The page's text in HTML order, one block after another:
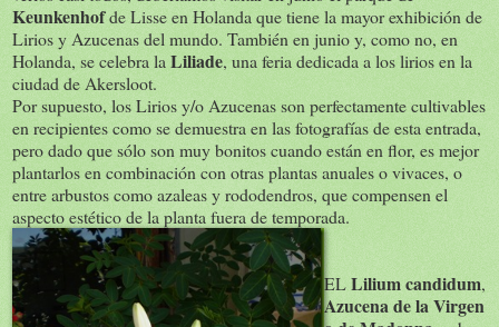
Keunkenhofde Lisse en Holanda que tiene la mayor exhibición de
Lirios y Azucenas del mundo. También en junio y, como no, en
Holanda, se celebra la Liliade, una feria dedicada a los lirios en la
ciudad de Akersloot.
Por supuesto, los Lirios y/o Azucenas son perfectamente cultivables
en recipientes como se demuestra en las fotografías de esta entrada,
pero dado que sólo son muy bonitos cuando están en flor, es mejor
plantarlos en combinación con otras plantas anuales o vivaces, o
entre arbustos como azaleas y rododendros, que compensen el
aspecto estético de la planta fuera de temporada.
ELLilium candidum,
Azucena de la Virgen